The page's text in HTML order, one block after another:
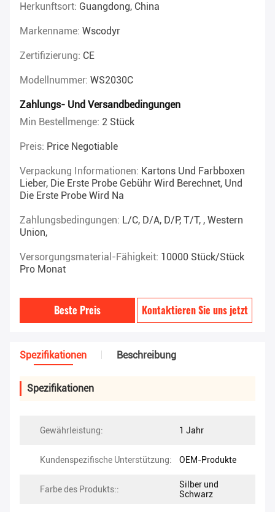
Herkunftsort: Guangdong, China
Markenname: Wscodyr
Zertifizierung: CE
Modellnummer: WS2030C
Zahlungs- Und Versandbedingungen
Min Bestellmenge: 2 Stück
Preis: Price Negotiable
Verpackung Informationen: Kartons Und Farbboxen
Lieber, Die Erste Probe Gebühr Wird Berechnet, Und
Die Erste Probe Wird Na
Zahlungsbedingungen: L/C, D/A, D/P, T/T, , Western
Union,
Versorgungsmaterial-Fähigkeit: 10000 Stück/Stück
Pro Monat
Beste Preis Kontaktieren Sie uns jetzt
Spezifikationen Beschreibung
Spezifikationen
Gewährleistung: 1 Jahr
Kundenspezifische Unterstützung: OEM-Produkte
Farbe des Produkts::
Silber und
Schwarz